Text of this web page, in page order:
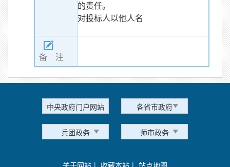
的责任。
对投标人以他人名
备 注
中央政府门户网站 各省市政府
兵团政务 师市政务
关于网站 | 收藏本站 | 站点地图